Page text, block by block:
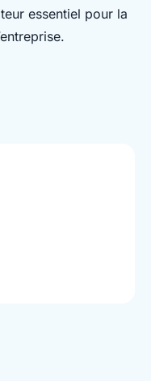
essentiel pour la